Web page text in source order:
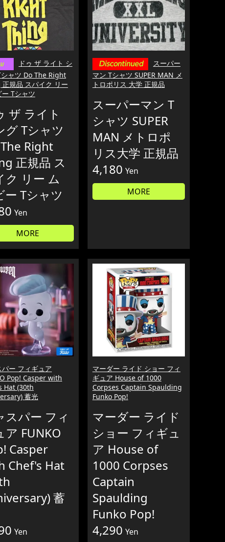
ドゥ ザ ライト シ
シャツ Do The Right
規品 スパイク リー
ー Tシャツ
ザ ライト
グ Tシャツ
Right
正規品 ス
ク リー ム
ー Tシャツ
Yen
MORE
スーパー
マン Tシャツ SUPER MAN メ
トロポリス 大学 正規品
スーパーマン T
シャツ SUPER
MAN メトロポ
リス大学 正規品
4,180 Yen
MORE
パー フィギュア
Pop! Casper with
Hat (30th
蓄光
スパー フィ
ア FUNKO
Casper
Chef's Hat
蓄
Yen
マーダー ライド ショー フィ
ギュア House of 1000
Corpses Captain Spaulding
Funko Pop!
マーダー ライド
ショー フィギュ
ア House of
1000 Corpses
Captain
Spaulding
Funko Pop!
4,290 Yen